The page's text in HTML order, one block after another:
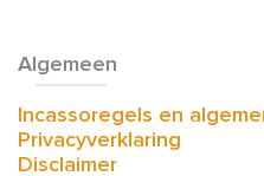
Algemeen
Incassoregels en
Privacyverklaring
Disclaimer